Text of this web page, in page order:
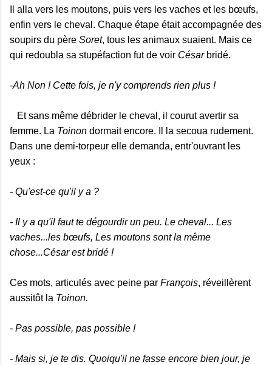
Il alla vers les moutons, puis vers les vaches et les bœufs,
enfin vers le cheval. Chaque étape était accompagnée des
soupirs du père Soret, tous les animaux suaient. Mais ce
qui redoubla sa stupéfaction fut de voir Césarbridé.
-Ah Non ! Cette fois, je n'y comprends rien plus !
Et sans même débrider le cheval, il courut avertir sa
femme. La Toinon dormait encore. Il la secoua rudement.
Dans une demi-torpeur elle demanda, entr'ouvrant les
yeux :
- Qu'est-ce qu'il y a ?
- Il y a qu'il faut te dégourdir un peu. Le cheval... Les
vaches...les bœufs, Les moutons sont la même
chose...César est bridé !
Ces mots, articulés avec peine par François, réveillèrent
aussitôt la Toinon.
- Pas possible, pas possible !
- Mais si, je te dis. Quoiqu'il ne fasse encore bien jour, je